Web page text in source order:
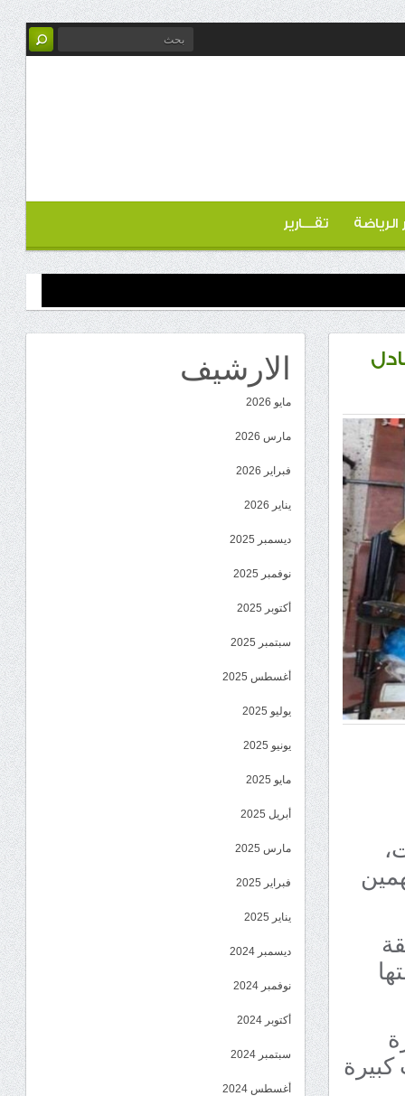
الرياضة تقـــارير
الارشيف
مايو 2026
مارس 2026
فبراير 2026
يناير 2026
ديسمبر 2025
نوفمبر 2025
أكتوبر 2025
سبتمبر 2025
أغسطس 2025
يوليو 2025
يونيو 2025
مايو 2025
أبريل 2025
مارس 2025
فبراير 2025
يناير 2025
ديسمبر 2024
نوفمبر 2024
أكتوبر 2024
سبتمبر 2024
أغسطس 2024